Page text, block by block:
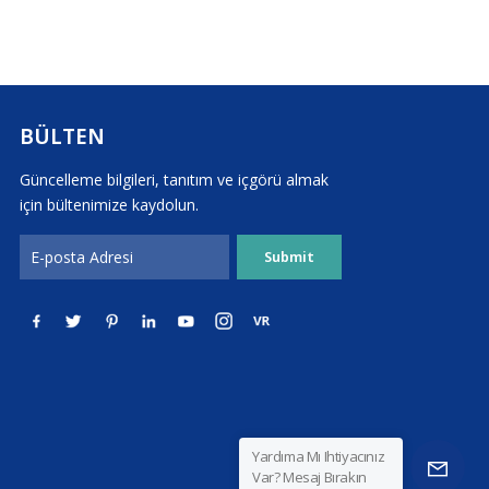
BÜLTEN
Güncelleme bilgileri, tanıtım ve içgörü almak
için bültenimize kaydolun.
Yardıma Mı Ihtiyacınız
Var? Mesaj Bırakın